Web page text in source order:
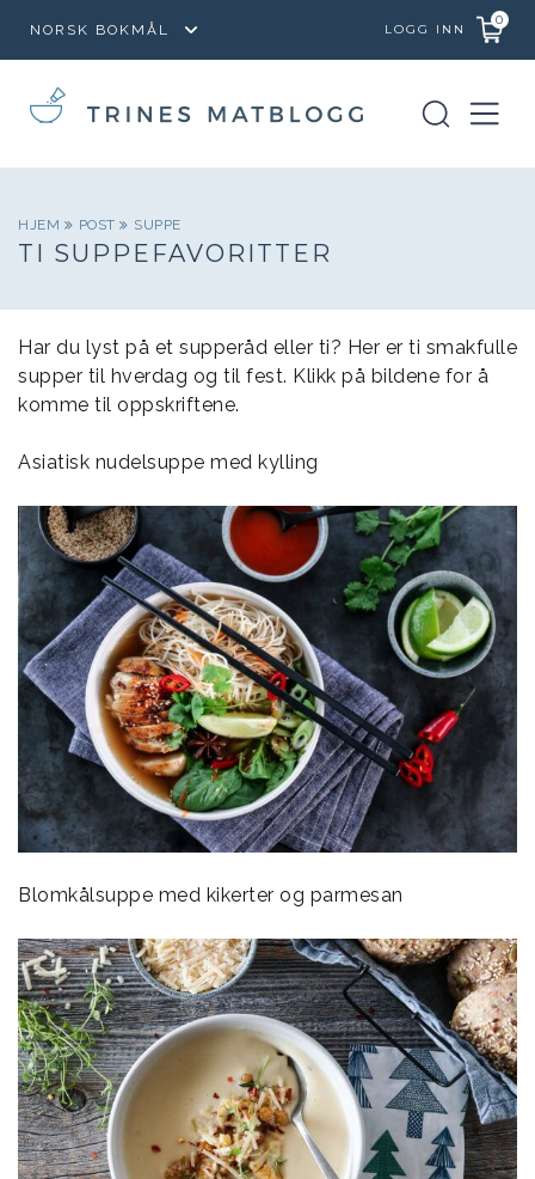
LOGG INN
0
HJEM POST SUPPE
TI SUPPEFAVORITTER
Har du lyst på et supperåd eller ti? Her er ti smakfulle
supper til hverdag og til fest. Klikk på bildene for å
komme til oppskriftene.
Asiatisk nudelsuppe med kylling
Blomkålsuppe med kikerter og parmesan